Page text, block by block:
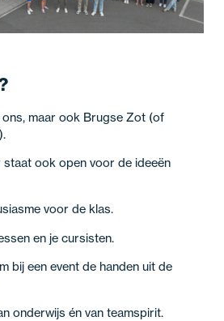
maar ook Brugse Zot (of
staat ook open voor de ideeën
voor de klas.
en je cursisten.
bij een event de handen uit de
onderwijs én van teamspirit.